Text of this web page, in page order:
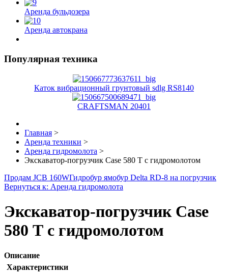
Аренда бульдозера
Аренда автокрана
Популярная техника
Каток вибрационный грунтовый sdlg RS8140
CRAFTSMAN 20401
Главная >
Аренда техники >
Аренда гидромолота >
Экскаватор-погрузчик Case 580 Т с гидромолотом
Продам JCB 160WГидробур ямобур Delta RD-8 на погрузчик
Вернуться к: Аренда гидромолота
Экскаватор-погрузчик Case
580 Т с гидромолотом
Описание
Характеристики